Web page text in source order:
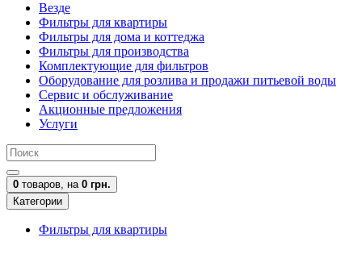
Везде
Фильтры для квартиры
Фильтры для дома и коттеджа
Фильтры для производства
Комплектующие для фильтров
Оборудование для розлива и продажи питьевой воды
Сервис и обслуживание
Акционные предложения
Услуги
0 товаров, на 0 грн.
Категории
Фильтры для квартиры